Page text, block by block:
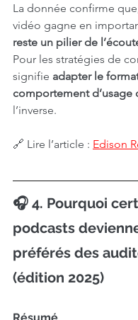
La donnée confirme
vidéo gagne en
reste un pilier de
Pour les stratégies de
signifie adapter le
comportement d’usage
l’inverse.
🔗 Lire l’article : Edison
🎧 4. Pourquoi
podcasts
préférés des
(édition 2025)
Résumé